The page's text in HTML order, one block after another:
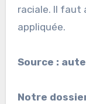
raciale. Il faut
appliquée.
Source :
Notre